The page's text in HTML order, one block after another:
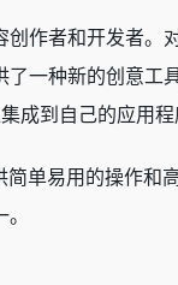
作者和开发者
一种新的创意
到自己的应用程
简单易用的操作和